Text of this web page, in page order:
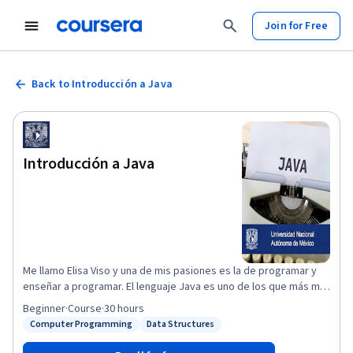
Join for Free
Back to Introducción a Java
Introducción a Java
Me llamo Elisa Viso y una de mis pasiones es la de programar y
enseñar a programar. El lenguaje Java es uno de los que más me
ha gustado en mis 45 años que llevo programando. Si bien te
podrá parecer un poco complicado empezar a programar en
rápido se avanza. Java, como todos los lenguajes de
Status: Computer Programming
Computer Programming Data Structures
Beginner·Course·30 hours